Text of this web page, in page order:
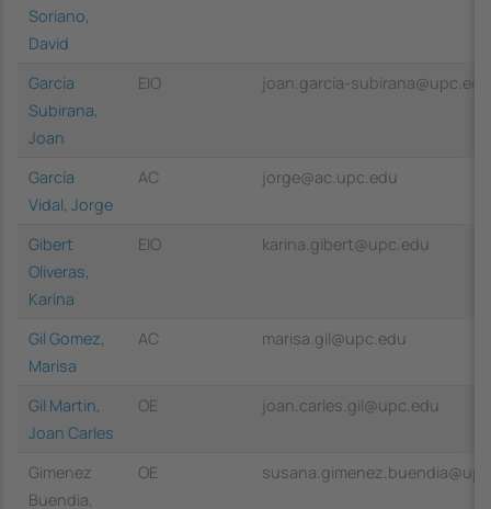
Soriano,
David
Garcia
Subirana,
Joan
EIO joan.garcia-subirana@upc.edu
García
Vidal, Jorge
AC jorge@ac.upc.edu
Gibert
Oliveras,
Karina
EIO karina.gibert@upc.edu
Gil Gomez,
Marisa
AC marisa.gil@upc.edu
Gil Martin,
Joan Carles
OE joan.carles.gil@upc.edu
Gimenez
Buendia,
OE